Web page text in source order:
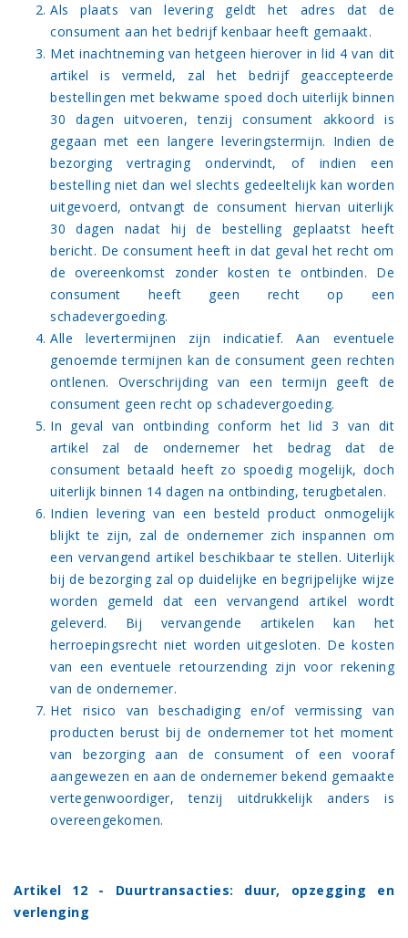
Als plaats van levering geldt het adres dat de
consument aan het bedrijf kenbaar heeft gemaakt.
Met inachtneming van hetgeen hierover in lid 4 van dit
artikel is vermeld, zal het bedrijf geaccepteerde
bestellingen met bekwame spoed doch uiterlijk binnen
30 dagen uitvoeren, tenzij consument akkoord is
gegaan met een langere leveringstermijn. Indien de
bezorging vertraging ondervindt, of indien een
bestelling niet dan wel slechts gedeeltelijk kan worden
uitgevoerd, ontvangt de consument hiervan uiterlijk
30 dagen nadat hij de bestelling geplaatst heeft
bericht. De consument heeft in dat geval het recht om
de overeenkomst zonder kosten te ontbinden. De
consument heeft geen recht op een
schadevergoeding.
Alle levertermijnen zijn indicatief. Aan eventuele
genoemde termijnen kan de consument geen rechten
ontlenen. Overschrijding van een termijn geeft de
consument geen recht op schadevergoeding.
In geval van ontbinding conform het lid 3 van dit
artikel zal de ondernemer het bedrag dat de
consument betaald heeft zo spoedig mogelijk, doch
uiterlijk binnen 14 dagen na ontbinding, terugbetalen.
Indien levering van een besteld product onmogelijk
blijkt te zijn, zal de ondernemer zich inspannen om
een vervangend artikel beschikbaar te stellen. Uiterlijk
bij de bezorging zal op duidelijke en begrijpelijke wijze
worden gemeld dat een vervangend artikel wordt
geleverd. Bij vervangende artikelen kan het
herroepingsrecht niet worden uitgesloten. De kosten
van een eventuele retourzending zijn voor rekening
van de ondernemer.
Het risico van beschadiging en/of vermissing van
producten berust bij de ondernemer tot het moment
van bezorging aan de consument of een vooraf
aangewezen en aan de ondernemer bekend gemaakte
vertegenwoordiger, tenzij uitdrukkelijk anders is
overeengekomen.
Artikel 12 - Duurtransacties: duur, opzegging en
verlenging